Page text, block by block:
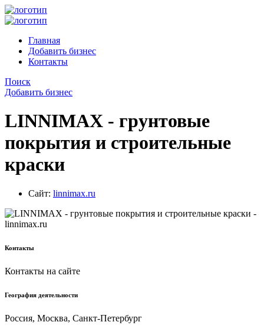
Главная
Добавить бизнес
Контакты
Поиск
Добавить бизнес
LINNIMAX - грунтовые
покрытия и строительные
краски
Сайт: linnimax.ru
Контакты
Контакты на сайте
География деятельности
Россия, Москва, Санкт-Петербург